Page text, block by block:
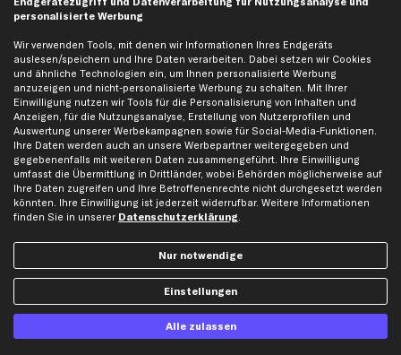
Mercedes-Benz Ersatzteile
Opel Ersatzteile
Peugeot Ersatzteile
Renault Ersatzteile
Seat Ersatzteile
Skoda Ersatzteile
VW Ersatzteile
Social Media
Jetzt APP Downloaden
personalisierte Werbung
Wir verwenden Tools, mit denen wir Informationen Ihres Endgeräts
auslesen/speichern und Ihre Daten verarbeiten. Dabei setzen wir Cookies
und ähnliche Technologien ein, um Ihnen personalisierte Werbung
anzuzeigen und nicht-personalisierte Werbung zu schalten. Mit Ihrer
Einwilligung nutzen wir Tools für die Personalisierung von Inhalten und
Anzeigen, für die Nutzungsanalyse, Erstellung von Nutzerprofilen und
Auswertung unserer Werbekampagnen sowie für Social-Media-Funktionen.
Ihre Daten werden auch an unsere Werbepartner weitergegeben und
gegebenenfalls mit weiteren Daten zusammengeführt. Ihre Einwilligung
umfasst die Übermittlung in Drittländer, wobei Behörden möglicherweise auf
Ihre Daten zugreifen und Ihre Betroffenenrechte nicht durchgesetzt werden
könnten. Ihre Einwilligung ist jederzeit widerrufbar. Weitere Informationen
finden Sie in unserer Datenschutzerklärung.
Nur notwendige
Einstellungen
Alle zulassen